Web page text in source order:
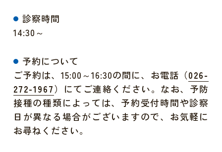
診察時間
14:30～
予約について
ご予約は、15:00～16:30の間に、お電話（026-
272-1967）にてご連絡ください。なお、予防
接種の種類によっては、予約受付時間や診察
日が異なる場合がございますので、お気軽に
お尋ねください。